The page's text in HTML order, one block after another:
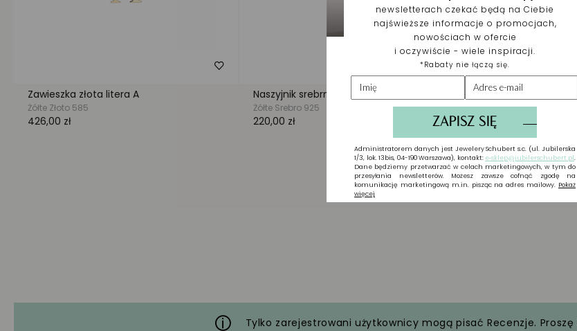
Tylko zarejestrowani użytkownicy mogą pisać Recenzje. Proszę